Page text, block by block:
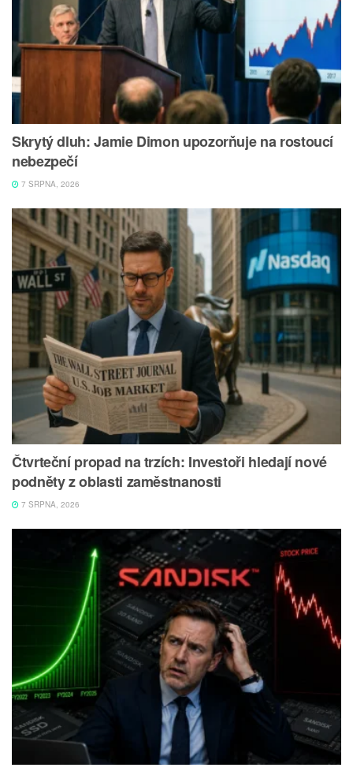
Skrytý dluh: Jamie Dimon upozorňuje na rostoucí
nebezpečí
7 SRPNA, 2026
Čtvrteční propad na trzích: Investoři hledají nové
podněty z oblasti zaměstnanosti
7 SRPNA, 2026